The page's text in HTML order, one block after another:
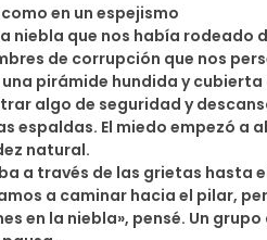
en un espejismo
niebla que nos había rodeado
de corrupción que nos
pirámide hundida y
algo de seguridad y
espaldas. El miedo empezó a
natural.
a través de las grietas
a caminar hacia el pilar,
en la niebla», pensé. Un